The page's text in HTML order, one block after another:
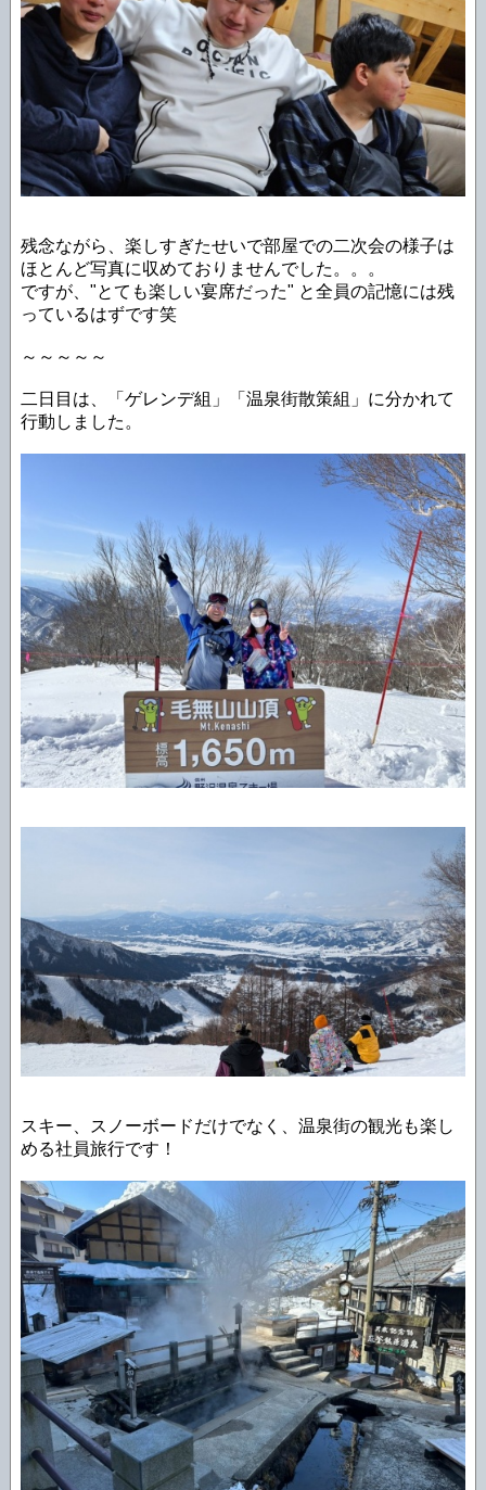
残念ながら、楽しすぎたせいで部屋での二次会の様子は
ほとんど写真に収めておりませんでした。。。
ですが、"とても楽しい宴席だった" と全員の記憶には残
っているはずです笑
～～～～～
二日目は、「ゲレンデ組」「温泉街散策組」に分かれて
行動しました。
スキー、スノーボードだけでなく、温泉街の観光も楽し
める社員旅行です！